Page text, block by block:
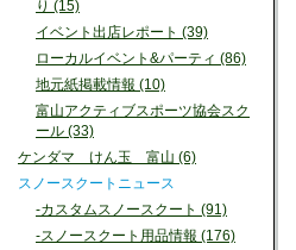
り (15)
イベント出店レポート (39)
ローカルイベント&パーティ (86)
地元紙掲載情報 (10)
富山アクティブスポーツ協会スク
ール (33)
ケンダマ けん玉 富山 (6)
スノースクートニュース
-カスタムスノースクート (91)
-スノースクート用品情報 (176)